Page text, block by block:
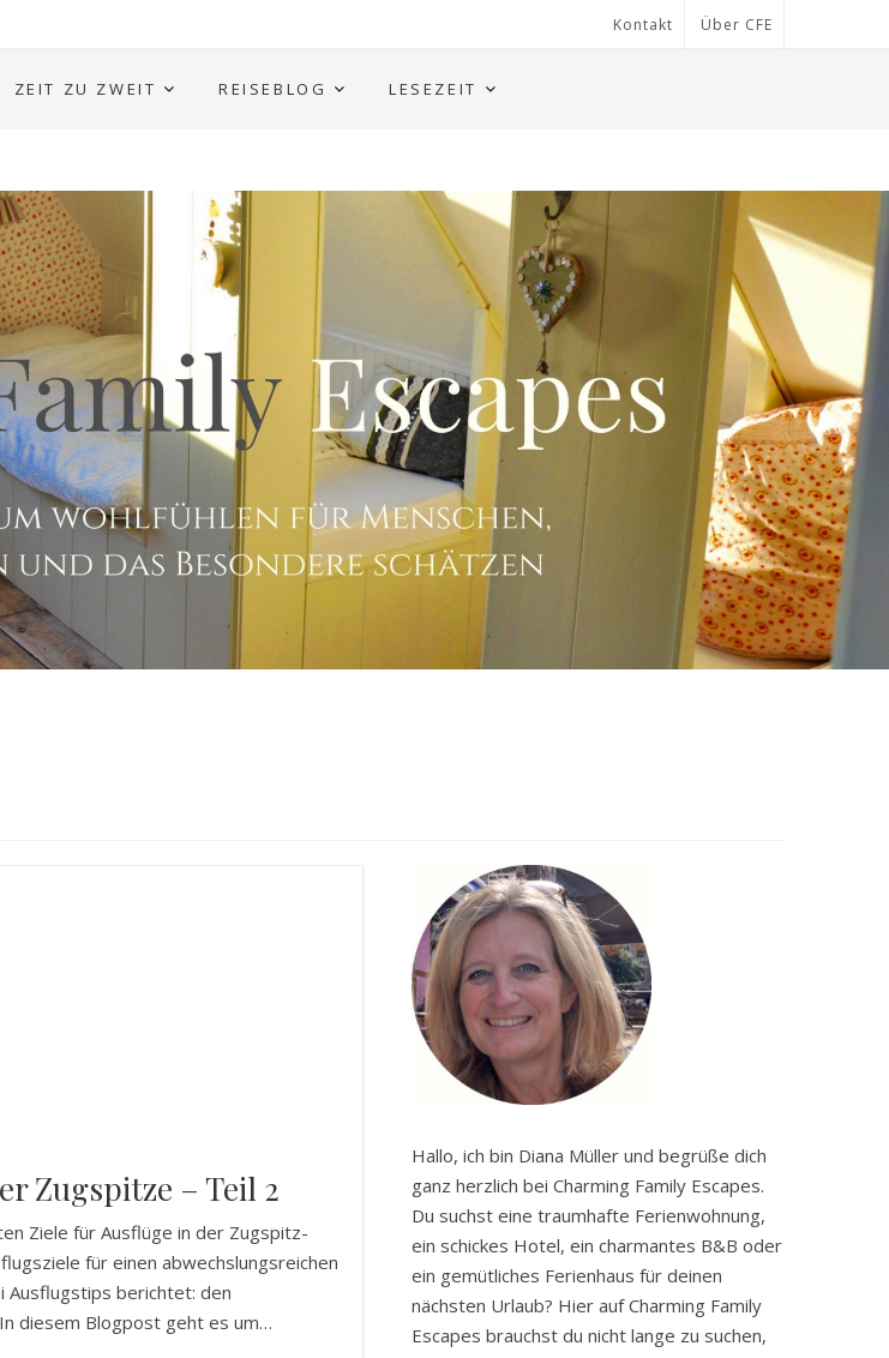
Kontakt Über CFE
ZEIT ZU ZWEIT REISEBLOG LESEZEIT
Zugspitze – Teil 2
Ziele für Ausflüge in der Zugspitz-
für einen abwechslungsreichen
Ausflugstips berichtet: den
diesem Blogpost geht es um…
Hallo, ich bin Diana Müller und begrüße dich
ganz herzlich bei Charming Family Escapes.
Du suchst eine traumhafte Ferienwohnung,
ein schickes Hotel, ein charmantes B&B oder
ein gemütliches Ferienhaus für deinen
nächsten Urlaub? Hier auf Charming Family
Escapes brauchst du nicht lange zu suchen,